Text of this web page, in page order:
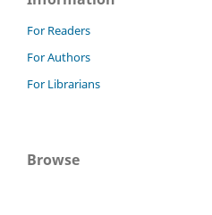
For Readers
For Authors
For Librarians
Browse